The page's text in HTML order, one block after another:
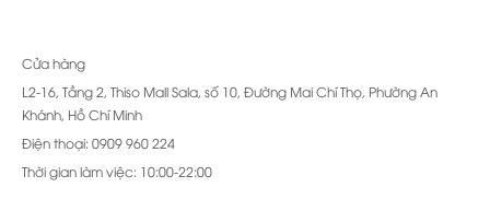
Cửa hàng
L2-16, Tầng 2, Thiso Mall Sala, số 10, Đường Mai Chí Thọ, Phường An
Khánh, Hồ Chí Minh
Điện thoại: 0909 960 224
Thời gian làm việc: 10:00-22:00